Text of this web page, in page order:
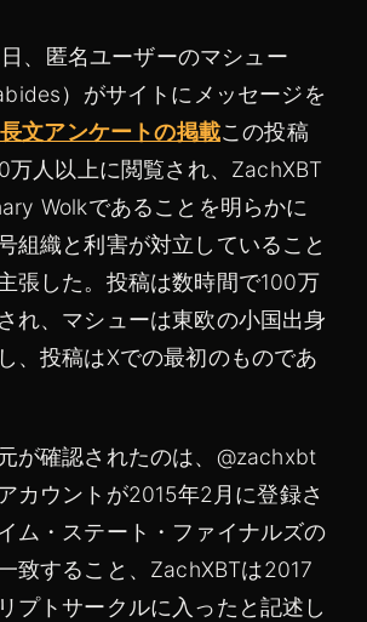
、匿名ユーザーのマシュー
）がサイトにメッセージを
文アンケートの掲載この投稿
万人以上に閲覧され、ZachXBT
Wolkであることを明らかに
組織と利害が対立していること
張した。投稿は数時間で100万
れ、マシューは東欧の小国出身
、投稿はXでの最初のものであ
が確認されたのは、@zachxbt
カウントが2015年2月に登録さ
ム・ステート・ファイナルズの
致すること、ZachXBTは2017
プトサークルに入ったと記述し